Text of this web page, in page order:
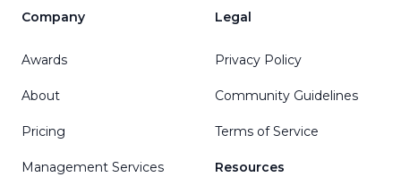
Company
Awards
About
Pricing
Management Services
Legal
Privacy Policy
Community Guidelines
Terms of Service
Resources